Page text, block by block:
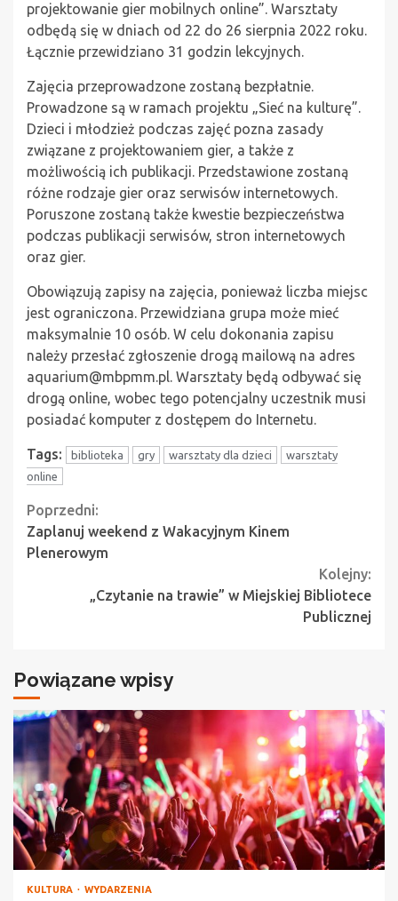
projektowanie gier mobilnych online”. Warsztaty
odbędą się w dniach od 22 do 26 sierpnia 2022 roku.
Łącznie przewidziano 31 godzin lekcyjnych.
Zajęcia przeprowadzone zostaną bezpłatnie.
Prowadzone są w ramach projektu „Sieć na kulturę”.
Dzieci i młodzież podczas zajęć pozna zasady
związane z projektowaniem gier, a także z
możliwością ich publikacji. Przedstawione zostaną
różne rodzaje gier oraz serwisów internetowych.
Poruszone zostaną także kwestie bezpieczeństwa
podczas publikacji serwisów, stron internetowych
oraz gier.
Obowiązują zapisy na zajęcia, ponieważ liczba miejsc
jest ograniczona. Przewidziana grupa może mieć
maksymalnie 10 osób. W celu dokonania zapisu
należy przesłać zgłoszenie drogą mailową na adres
aquarium@mbpmm.pl. Warsztaty będą odbywać się
drogą online, wobec tego potencjalny uczestnik musi
posiadać komputer z dostępem do Internetu.
Tags: biblioteka gry warsztaty dla dzieci
warsztaty
online
Continue
Reading
Poprzedni:
Zaplanuj weekend z Wakacyjnym Kinem
Plenerowym
Kolejny:
„Czytanie na trawie” w Miejskiej Bibliotece
Publicznej
Powiązane wpisy
KULTURA WYDARZENIA